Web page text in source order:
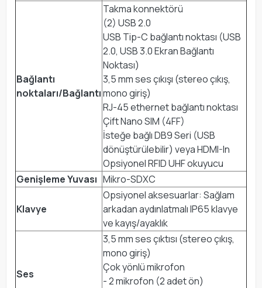
Bağlantı
noktaları/Bağlantı
Takma konnektörü
(2) USB 2.0
USB Tip-C bağlantı noktası (USB
2.0, USB 3.0 Ekran Bağlantı
Noktası)
3,5 mm ses çıkışı (stereo çıkış,
mono giriş)
RJ-45 ethernet bağlantı noktası
Çift Nano SIM (4FF)
İsteğe bağlı DB9 Seri (USB
dönüştürülebilir) veya HDMI-In
Opsiyonel RFID UHF okuyucu
Genişleme Yuvası Mikro-SDXC
Klavye
Opsiyonel aksesuarlar: Sağlam
arkadan aydınlatmalı IP65 klavye
ve kayış/ayaklık
Ses
3,5 mm ses çıktısı (stereo çıkış,
mono giriş)
Çok yönlü mikrofon
- 2 mikrofon (2 adet ön)